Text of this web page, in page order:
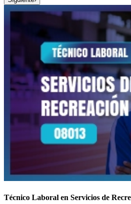
Técnico Laboral en Servicios de